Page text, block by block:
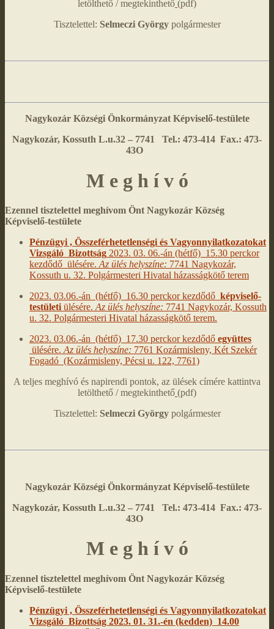
letölthető / megtekinthető (pdf)
Tisztelettel: Selmeczi Györgypolgármester
Nagykozár Községi Önkormányzat Képviselő-testülete
Nagykozár, Kossuth L.u.32 – 7741 Tel.: 473-414 Fax.: 473-
43O
M e g h í v ó
Ezennel tisztelettel meghívom Önt Nagykozár Község
Képviselő-testülete
Pénzügyi , Összeférhetetlenségi és Vagyonnyilatkozatokat
Vizsgáló Bizottság 2023. 03. 06.-án (hétfő) 15.30 perckor
kezdődő ülésére. Az ülés helyszíne: 7741 Nagykozár,
Kossuth u. 32. Polgármesteri Hivatal házasságkötő terem
2023. 03.06.-án (hétfő) 16.30 perckor kezdődő képviselő-
testületi ülésére. Az ülés helyszíne: 7741 Nagykozár, Kossuth
u. 32. Polgármesteri Hivatal házasságkötő terem.
2023. 03.06.-án (hétfő) 17.30 perckor kezdődő együttes
ülésére. Az ülés helyszíne: 7761 Kozármisleny, Két Szekér
Fogadó (Kozármisleny, Pécsi u. 122, 7761)
A teljes meghívó és napirendi pontok, az ülések címére kattintva
letölthető / megtekinthető (pdf)
Tisztelettel: Selmeczi Györgypolgármester
Nagykozár Községi Önkormányzat Képviselő-testülete
Nagykozár, Kossuth L.u.32 – 7741 Tel.: 473-414 Fax.: 473-
43O
M e g h í v ó
Ezennel tisztelettel meghívom Önt Nagykozár Község
Képviselő-testülete
Pénzügyi , Összeférhetetlenségi és Vagyonnyilatkozatokat
Vizsgáló Bizottság 2023. 01. 31.-én (kedden) 14.00